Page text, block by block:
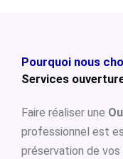
Pourquoi nous
Services
Faire réaliser une
professionnel est
préservation de